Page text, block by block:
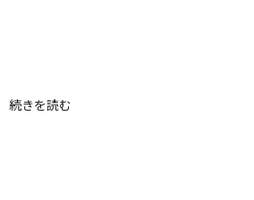
続きを読む